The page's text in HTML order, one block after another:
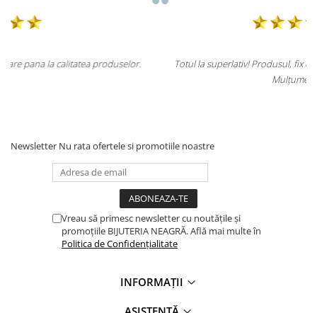
Totul la superlativ! Produsul, fix descrierea, ambalaj, livrare.
Newsletter Nu rata ofertele si promotiile noastre
Vreau să primesc newsletter cu noutățile și
promoțiile BIJUTERIA NEAGRĂ. Află mai multe în
Politica de Confidențialitate
INFORMAȚII